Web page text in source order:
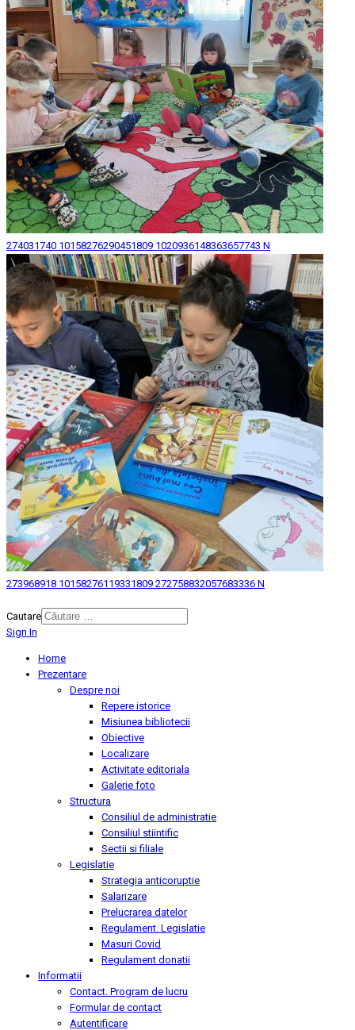
274031740 10158276290451809 1020936148363657743 N
273968918 10158276119331809 272758832057683336 N
Cautare
Sign In
Home
Prezentare
Despre noi
Repere istorice
Misiunea bibliotecii
Obiective
Localizare
Activitate editoriala
Galerie foto
Structura
Consiliul de administratie
Consiliul stiintific
Sectii si filiale
Legislatie
Strategia anticoruptie
Salarizare
Prelucrarea datelor
Regulament. Legislatie
Masuri Covid
Regulament donatii
Informatii
Contact. Program de lucru
Formular de contact
Autentificare